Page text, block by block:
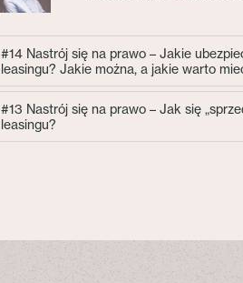
#14 Nastrój się na prawo – Jakie
leasingu? Jakie można, a jakie warto
#13 Nastrój się na prawo – Jak się
leasingu?